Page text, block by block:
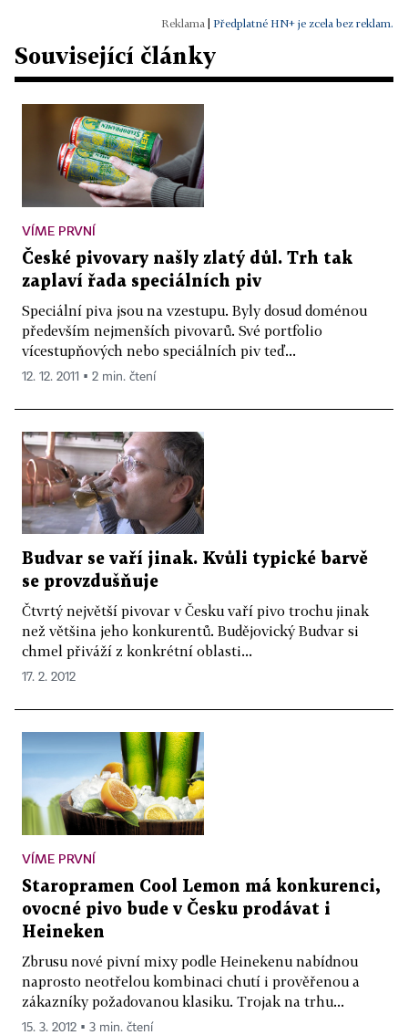
Předplatné HN+ je zcela bez reklam.
Související články
VÍME PRVNÍ
České pivovary našly zlatý důl. Trh tak
zaplaví řada speciálních piv
Speciální piva jsou na vzestupu. Byly dosud doménou
především nejmenších pivovarů. Své portfolio
vícestupňových nebo speciálních piv teď...
12. 12. 2011 ▪ 2 min. čtení
Budvar se vaří jinak. Kvůli typické barvě
se provzdušňuje
Čtvrtý největší pivovar v Česku vaří pivo trochu jinak
než většina jeho konkurentů. Budějovický Budvar si
chmel přiváží z konkrétní oblasti...
17. 2. 2012
VÍME PRVNÍ
Staropramen Cool Lemon má konkurenci,
ovocné pivo bude v Česku prodávat i
Heineken
Zbrusu nové pivní mixy podle Heinekenu nabídnou
naprosto neotřelou kombinaci chutí i prověřenou a
zákazníky požadovanou klasiku. Trojak na trhu...
15. 3. 2012 ▪ 3 min. čtení